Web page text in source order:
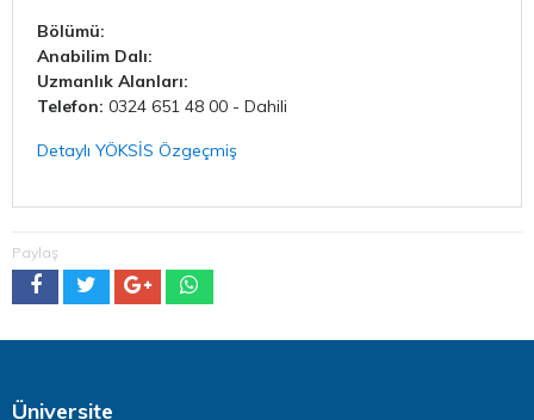
Bölümü:
Anabilim Dalı:
Uzmanlık Alanları:
Telefon: 0324 651 48 00 - Dahili
Detaylı YÖKSİS Özgeçmiş
Paylaş
Üniversite